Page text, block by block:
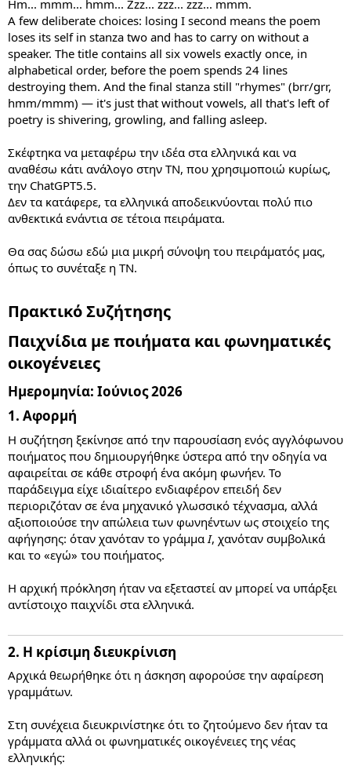
Hm... mmm... hmm... Zzz... zzz... zzz... mmm.
A few deliberate choices: losing I second means the poem
loses its self in stanza two and has to carry on without a
speaker. The title contains all six vowels exactly once, in
alphabetical order, before the poem spends 24 lines
destroying them. And the final stanza still "rhymes" (brr/grr,
hmm/mmm) — it's just that without vowels, all that's left of
poetry is shivering, growling, and falling asleep.
Σκέφτηκα να μεταφέρω την ιδέα στα ελληνικά και να
αναθέσω κάτι ανάλογο στην ΤΝ, που χρησιμοποιώ κυρίως,
την ChatGPT5.5.
Δεν τα κατάφερε, τα ελληνικά αποδεικνύονται πολύ πιο
ανθεκτικά ενάντια σε τέτοια πειράματα.
Θα σας δώσω εδώ μια μικρή σύνοψη του πειράματός μας,
όπως το συνέταξε η ΤΝ.
Πρακτικό Συζήτησης​
Παιχνίδια με ποιήματα και φωνηματικές
οικογένειες​
Ημερομηνία: Ιούνιος 2026​
1. Αφορμή​
Η συζήτηση ξεκίνησε από την παρουσίαση ενός αγγλόφωνου
ποιήματος που δημιουργήθηκε ύστερα από την οδηγία να
αφαιρείται σε κάθε στροφή ένα ακόμη φωνήεν. Το
παράδειγμα είχε ιδιαίτερο ενδιαφέρον επειδή δεν
περιοριζόταν σε ένα μηχανικό γλωσσικό τέχνασμα, αλλά
αξιοποιούσε την απώλεια των φωνηέντων ως στοιχείο της
αφήγησης: όταν χανόταν το γράμμα I, χανόταν συμβολικά
και το «εγώ» του ποιήματος.
Η αρχική πρόκληση ήταν να εξεταστεί αν μπορεί να υπάρξει
αντίστοιχο παιχνίδι στα ελληνικά.
2. Η κρίσιμη διευκρίνιση​
Αρχικά θεωρήθηκε ότι η άσκηση αφορούσε την αφαίρεση
γραμμάτων.
Στη συνέχεια διευκρινίστηκε ότι το ζητούμενο δεν ήταν τα
γράμματα αλλά οι φωνηματικές οικογένειες της νέας
ελληνικής: